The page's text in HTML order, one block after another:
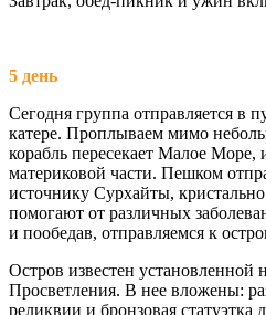
5 день
Сегодня группа отправляется в
катере. Проплываем мимо
корабль пересекает Малое Море,
материковой части. Пешком
источнику Сурхайты,
помогают от различных
и пообедав, отправляемся к
Остров известен установленной
Просветления. В нее вложены:
реликвии и бронзовая